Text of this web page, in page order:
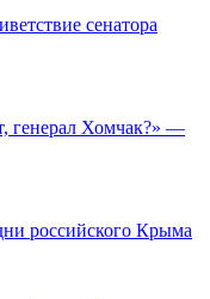
сенатора
генерал Хомчак?» —
российского Крыма